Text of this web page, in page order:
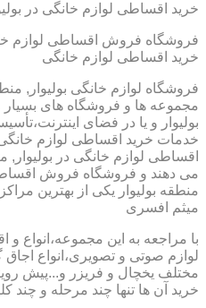
خرید اقساطی لوازم خانگی در
فروشگاه فروش اقساطی لوازم
خرید اقساطی لوازم خانگی
فروشگاه لوازم خانگی بولیوار,
مجموعه ها و فروشگاه های بسیار
بولیوار و یا در فضای
خدمات خرید اقساطی لوازم
اقساطی لوازم خانگی در بولیوار,
می دهند و فروشگاه فروش
میثم افسری
با مراجعه به این مجموعه،انواع و
لوازم صوتی و تصویری،انواع اجاق
مختلف یخچال و فریزر و...پیش
خرید آن ها تنها چند مرحله و چند